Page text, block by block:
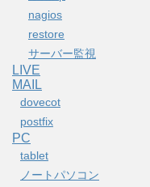
nagios
restore
サーバー監視
LIVE
MAIL
dovecot
postfix
PC
tablet
ノートパソコン